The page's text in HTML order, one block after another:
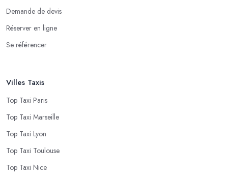
Demande de devis
Réserver en ligne
Se référencer
Villes Taxis
Top Taxi Paris
Top Taxi Marseille
Top Taxi Lyon
Top Taxi Toulouse
Top Taxi Nice